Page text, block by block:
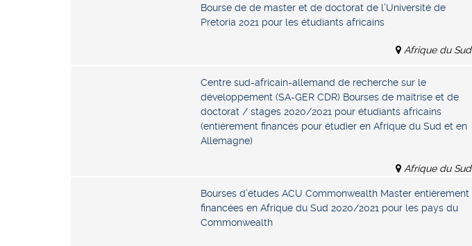
Bourse de de master et de doctorat de l’Université de
Pretoria 2021 pour les étudiants africains
Afrique du Sud
Centre sud-africain-allemand de recherche sur le
développement (SA-GER CDR) Bourses de maîtrise et de
doctorat / stages 2020/2021 pour étudiants africains
(entièrement financés pour étudier en Afrique du Sud et en
Allemagne)
Afrique du Sud
Bourses d’études ACU Commonwealth Master entièrement
financées en Afrique du Sud 2020/2021 pour les pays du
Commonwealth